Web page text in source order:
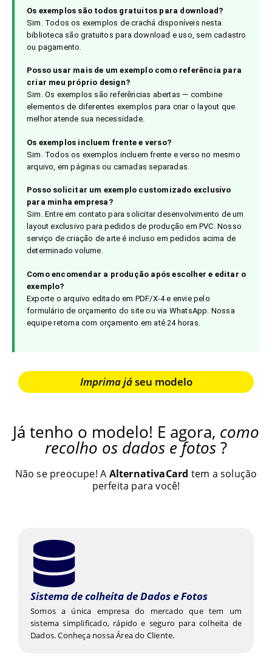
Os exemplos são todos gratuitos para download?
Sim. Todos os exemplos de crachá disponíveis nesta
biblioteca são gratuitos para download e uso, sem cadastro
ou pagamento.
Posso usar mais de um exemplo como referência para
criar meu próprio design?
Sim. Os exemplos são referências abertas — combine
elementos de diferentes exemplos para criar o layout que
melhor atende sua necessidade.
Os exemplos incluem frente e verso?
Sim. Todos os exemplos incluem frente e verso no mesmo
arquivo, em páginas ou camadas separadas.
Posso solicitar um exemplo customizado exclusivo
para minha empresa?
Sim. Entre em contato para solicitar desenvolvimento de um
layout exclusivo para pedidos de produção em PVC. Nosso
serviço de criação de arte é incluso em pedidos acima de
determinado volume.
Como encomendar a produção após escolher e editar o
exemplo?
Exporte o arquivo editado em PDF/X-4 e envie pelo
formulário de orçamento do site ou via WhatsApp. Nossa
equipe retorna com orçamento em até 24 horas.
Imprima jáseu modelo
Já tenho o modelo! E agora, como
recolho os dados e fotos?
Não se preocupe! A AlternativaCard tem a solução
perfeita para você!
Sistema de colheita de Dados e Fotos
Somos a única empresa do mercado que tem um
sistema simplificado, rápido e seguro para colheita de
Dados. Conheça nossa Área do Cliente.